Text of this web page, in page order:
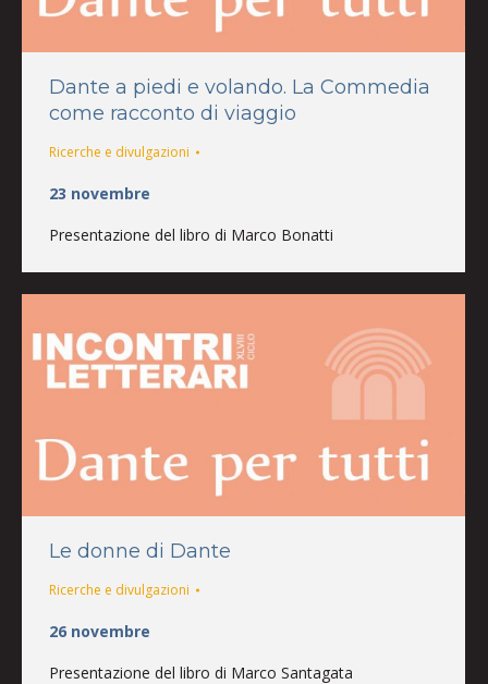
Dante a piedi e volando. La Commedia
come racconto di viaggio
Ricerche e divulgazioni
23 novembre
Presentazione del libro di Marco Bonatti
Le donne di Dante
Ricerche e divulgazioni
26 novembre
Presentazione del libro di Marco Santagata